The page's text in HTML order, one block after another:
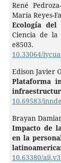
René
María Reyes-
Ecología
Ciencia de la
e8503.
10.33064/
Edison Javier
Plataforma
10.69583/
Brayan
Impacto de
en la
10.63380/